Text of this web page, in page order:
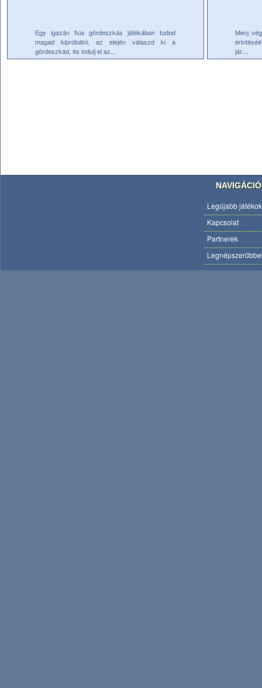
Egy igazán fiús gördeszkás játékában tudod
magad kipróbálni, az elején válaszd ki a
gördeszkád, és indulj el az...
Menj
jár....
Legújabb játékok
Kapcsolat
Partnerek